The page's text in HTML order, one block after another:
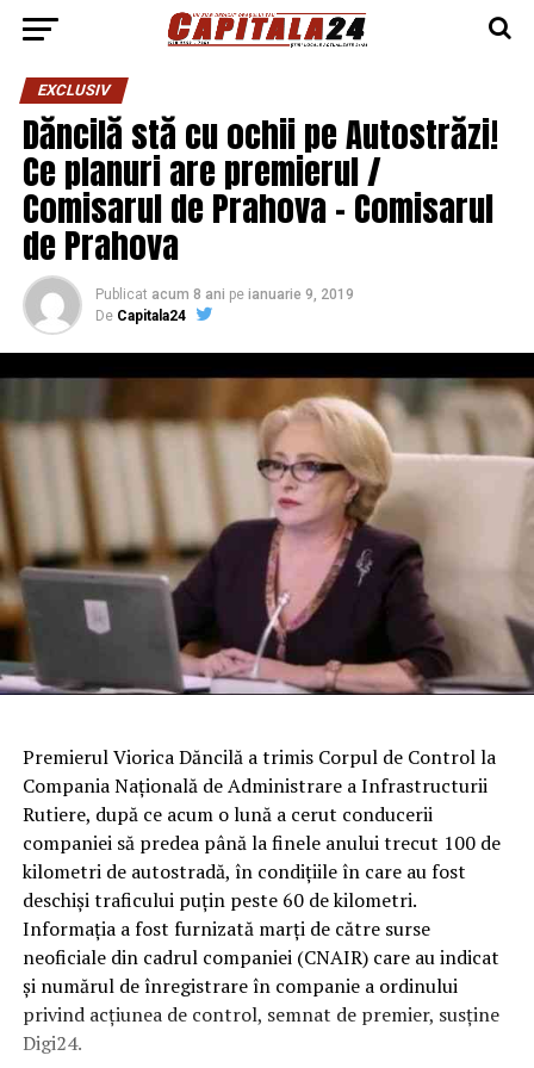
EXCLUSIV
Dăncilă stă cu ochii pe Autostrăzi!
Ce planuri are premierul /
Comisarul de Prahova – Comisarul
de Prahova
Publicat acum 8 ani pe ianuarie 9, 2019
De Capitala24
Premierul Viorica Dăncilă a trimis Corpul de Control la
Compania Naţională de Administrare a Infrastructurii
Rutiere, după ce acum o lună a cerut conducerii
companiei să predea până la finele anului trecut 100 de
kilometri de autostradă, în condiţiile în care au fost
deschişi traficului puţin peste 60 de kilometri.
Informaţia a fost furnizată marţi de către surse
neoficiale din cadrul companiei (CNAIR) care au indicat
şi numărul de înregistrare în companie a ordinului
privind acţiunea de control, semnat de premier, susţine
Digi24.